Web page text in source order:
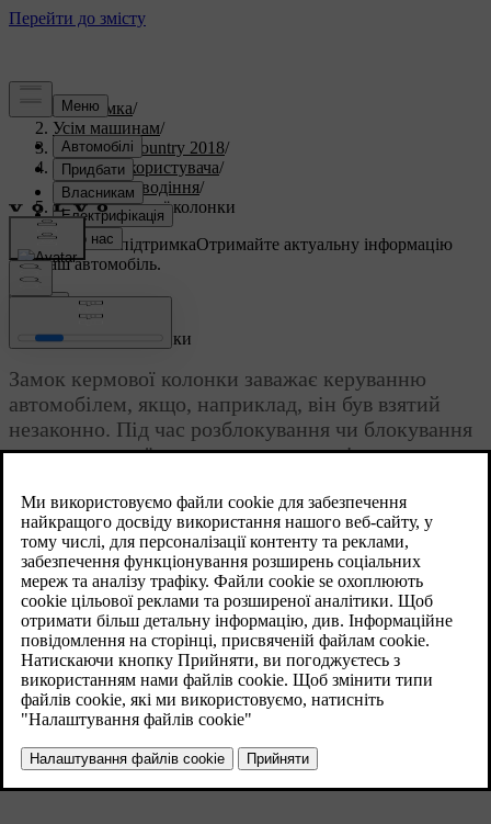
Підтримка/
Усім машинам/
S60 Cross Country 2018/
Посібник користувача/
Запуск та водіння/
Замок кермової колонки
Індивідуальна підтримкаОтримайте актуальну інформацію
про ваш автомобіль.
Оновлено 08.06.2023
Замок кермової колонки
Замок кермової колонки заважає керуванню
автомобілем, якщо, наприклад, він був взятий
незаконно. Під час розблокування чи блокування
замка кермової колонки можна помітити
Принцип роботи
Замок запалення активується при відчиненні дверцят водія
після вимкнення двигуна.
Замок кермової колонки відмикається, коли ключ ДК
знаходиться у вимикачі запалення[1]і натиснуто кнопку
START/STOP ENGINE.
Схожі статті